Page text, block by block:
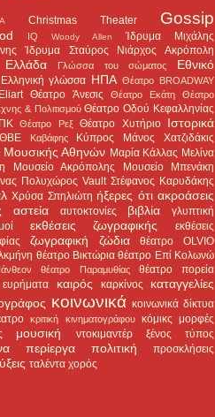
Christmas Theater Gossip
IQ Woody Allen
Ίδρυμα Μιχάλης
Ίδρυμα Σταύρος Νιάρχος Ακρόπολη
Γλώσσα του σώματος
Εθνικό
Ελληνική γλώσσα ΗΠΑ Θέατρο BROADWAY
Θέατρο Άνεσις Θέατρο Εκάτη
Θέατρο
& Πολιτισμού Θέατρο Οδού Κεφαλληνίας
Θέατρο Ρεξ Θέατρο Χυτήριο Ιστορικά
Καβάφης Κύπρος Μάνος Χατζιδάκις
Αθηνών Μαρία Κάλλας Μελίνα
Μουσείο Ακρόπολης
Μουσείο Μπενάκη
Πολυχώρος Vault Στέφανος Καρυδάκης
Χρύσα Σπηλιώτη ήξερες ότι ακροάσεις
αστεία αυτοκτονίες βιβλία
γλυπτική
εκθέσεις ζωγραφικής
εκθέσεις
ζωγραφική ζώδια
θέατρο OLVIO
θέατρο Βικτώρια θέατρο Επί Κολωνώ
θέατρο Παραμυθίας
θέατρο πορεία
ευρήματα
καιρός καρκίνος
καταγγελίες
κοινωνικά κοινωνικά δίκτυα
κριτική κινηματογράφου κόμικς μορφές
μουσική ντοκιμαντέρ ξένος τύπος
περίεργα πολιτική προσκλήσεις
ταλέντα χορός